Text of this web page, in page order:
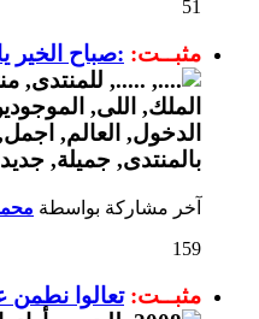
51
مثبــت: :صباح الخير
آخر مشاركة بواسطة
159
مثبــت: تعالوا